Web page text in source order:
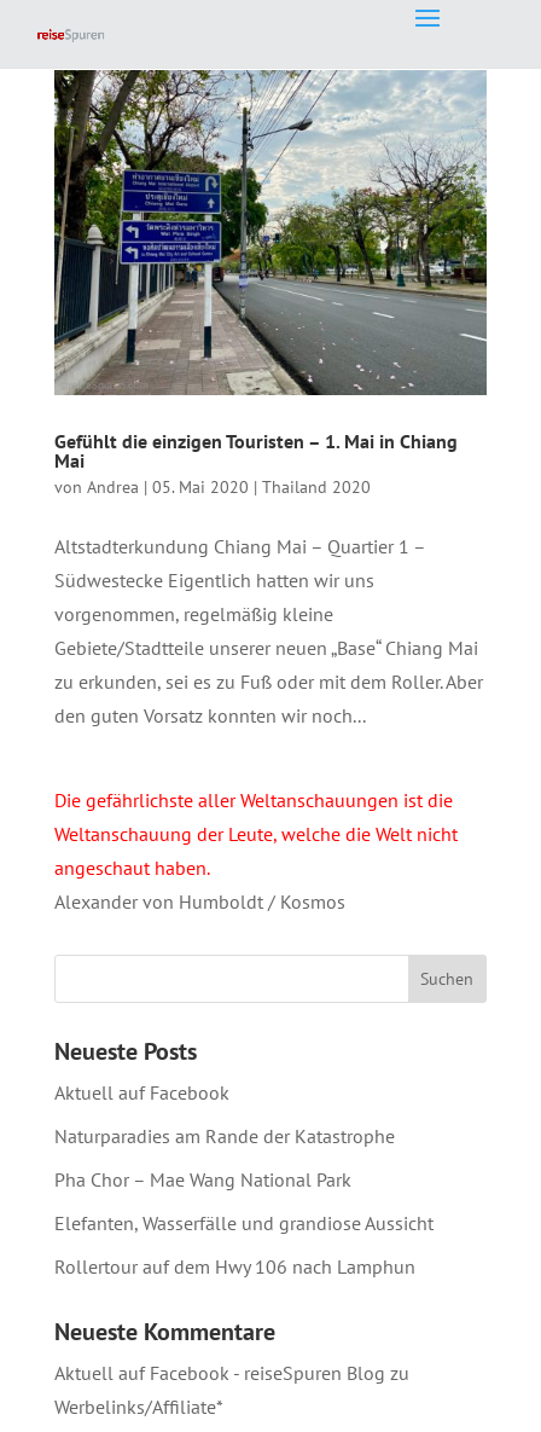
Gefühlt die einzigen Touristen – 1. Mai in Chiang
Mai
von Andrea | 05. Mai 2020 | Thailand 2020
Altstadterkundung Chiang Mai – Quartier 1 –
Südwestecke Eigentlich hatten wir uns
vorgenommen, regelmäßig kleine
Gebiete/Stadtteile unserer neuen „Base“ Chiang Mai
zu erkunden, sei es zu Fuß oder mit dem Roller. Aber
den guten Vorsatz konnten wir noch...
Die gefährlichste aller Weltanschauungen ist die
Weltanschauung der Leute, welche die Welt nicht
angeschaut haben.
Alexander von Humboldt / Kosmos
Neueste Posts
Aktuell auf Facebook
Naturparadies am Rande der Katastrophe
Pha Chor – Mae Wang National Park
Elefanten, Wasserfälle und grandiose Aussicht
Rollertour auf dem Hwy 106 nach Lamphun
Neueste Kommentare
Aktuell auf Facebook - reiseSpuren Blog zu
Werbelinks/Affiliate*